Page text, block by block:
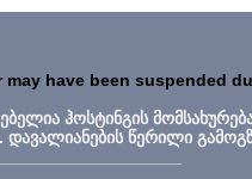
have been suspended
ჰოსტინგის
დავალიანების წერილი